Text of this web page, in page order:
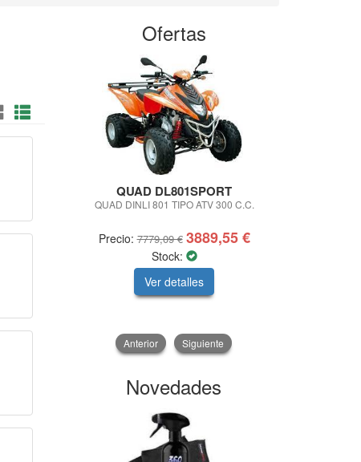
Ofertas
QUAD DL801SPORT
QUAD DINLI 801 TIPO ATV 300 C.C.
Precio:7779,09 € 3889,55 €
Stock:
Ver detalles
Anterior Siguiente
Novedades